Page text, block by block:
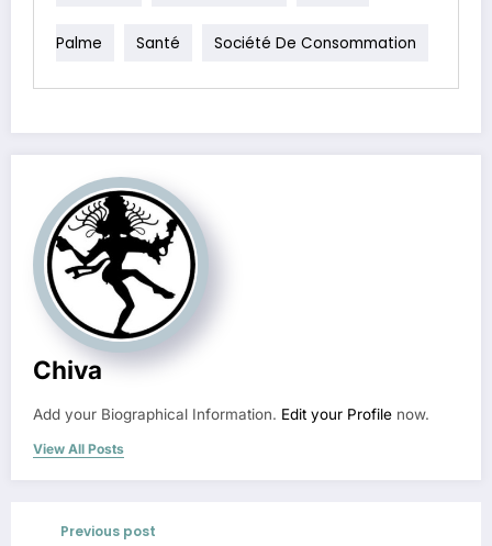
Palme Santé Société De Consommation
Chiva
Add your Biographical Information. Edit your Profile now.
View All Posts
Previous post